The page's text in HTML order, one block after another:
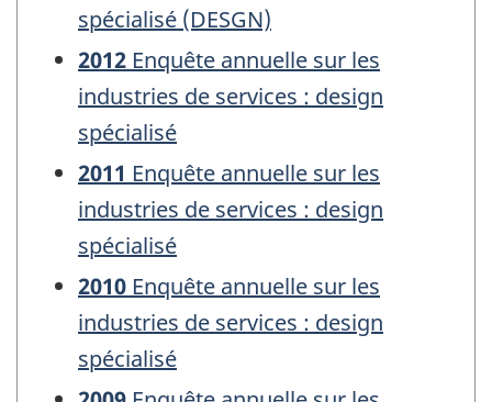
spécialisé (DESGN)
2012 Enquête annuelle sur les
industries de services : design
spécialisé
2011 Enquête annuelle sur les
industries de services : design
spécialisé
2010 Enquête annuelle sur les
industries de services : design
spécialisé